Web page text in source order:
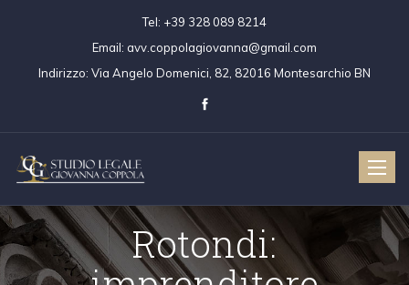
Tel: +39 328 089 8214
Email: avv.coppolagiovanna@gmail.com
Indirizzo: Via Angelo Domenici, 82, 82016 Montesarchio BN
Toggle
Rotondi: